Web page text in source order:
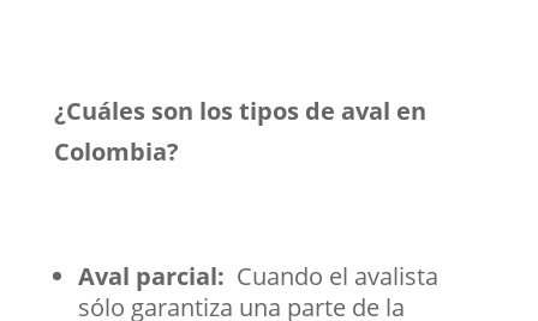
¿Cuáles son los tipos de aval en
Colombia?
Aval parcial: Cuando el avalista
sólo garantiza una parte de la